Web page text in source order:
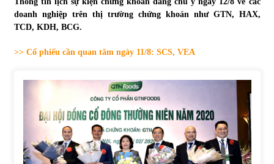
Tự doanh ngày 3.6.2022: CTCK mua ròng 28,7 tỷ đồng
31/05/2022
Bất ổn từ các cuộc đấu giá đất ở Thanh Hoá
31/05/2022
doanh nghiệp trên thị trường chứng khoán như GTN, HAX,
TCD, KDH, BCG.
>> Cổ phiếu cần quan tâm ngày 11/8: SCS, VEA